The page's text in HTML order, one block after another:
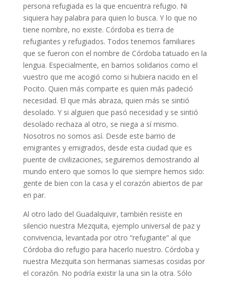
persona refugiada es la que encuentra refugio. Ni
siquiera hay palabra para quien lo busca. Y lo que no
tiene nombre, no existe. Córdoba es tierra de
refugiantes y refugiados. Todos tenemos familiares
que se fueron con el nombre de Córdoba tatuado en la
lengua. Especialmente, en barrios solidarios como el
vuestro que me acogió como si hubiera nacido en el
Pocito. Quien más comparte es quien más padeció
necesidad. El que más abraza, quien más se sintió
desolado. Y si alguien que pasó necesidad y se sintió
desolado rechaza al otro, se niega a sí mismo.
Nosotros no somos así. Desde este barrio de
emigrantes y emigrados, desde esta ciudad que es
puente de civilizaciones, seguiremos demostrando al
mundo entero que somos lo que siempre hemos sido:
gente de bien con la casa y el corazón abiertos de par
en par.
Al otro lado del Guadalquivir, también resiste en
silencio nuestra Mezquita, ejemplo universal de paz y
convivencia, levantada por otro “refugiante” al que
Córdoba dio refugio para hacerlo nuestro. Córdoba y
nuestra Mezquita son hermanas siamesas cosidas por
el corazón. No podría existir la una sin la otra. Sólo